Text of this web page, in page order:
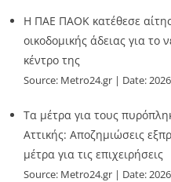
Η ΠΑΕ ΠΑΟΚ κατέθεσε
οικοδομικής άδειας για το
κέντρο της
Source: Metro24.gr Date:
Τα μέτρα για τους
Αττικής: Αποζημιώσεις
μέτρα για τις επιχειρήσεις
Source: Metro24.gr Date: